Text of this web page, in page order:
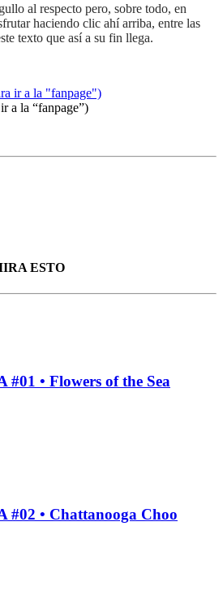
al respecto pero, sobre todo, en
haciendo clic ahí arriba, entre las
texto que así a su fin llega.
a la “fanpage”)
ESTO
• Flowers of the Sea
• Chattanooga Choo